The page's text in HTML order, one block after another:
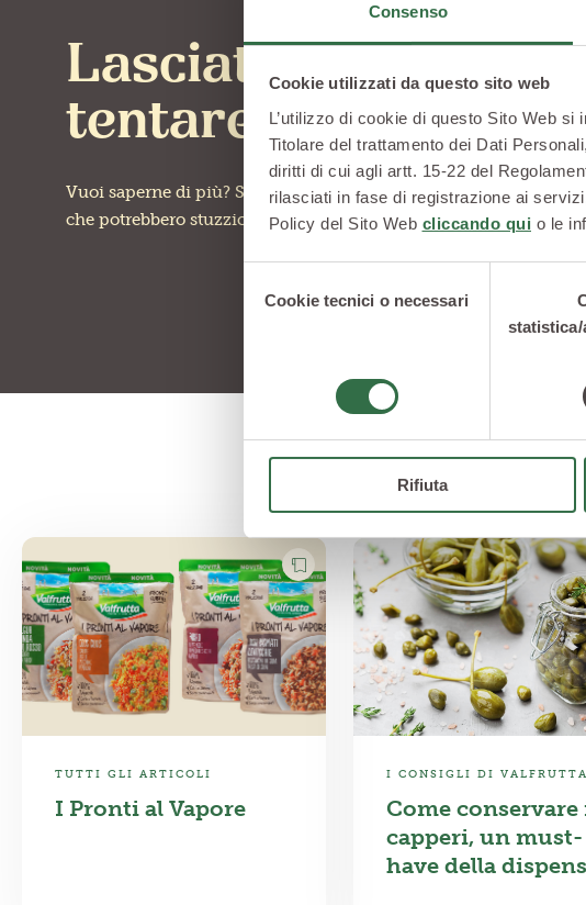
Consenso
Cookie utilizzati da questo sito web
L’utilizzo di cookie di questo Sito Web
Titolare del trattamento dei Dati
diritti di cui agli artt. 15-22 del
rilasciati in fase di registrazione ai
Policy del Sito Web cliccando qui o le
Cookie tecnici o necessari
Rifiuta
Lasciati
tentare
Vuoi saperne di più? Scopri altre ricette
che potrebbero stuzzicare la tua curiosità
TUTTI GLI ARTICOLI
I Pronti al Vapore
I CONSIGLI DI VALFRUTTA
Come conservare
capperi, un must-
have della